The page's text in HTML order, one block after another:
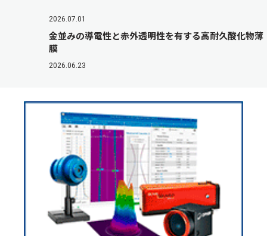
2026.07.01
金並みの導電性と赤外透明性を有する高耐久酸化物薄
膜
2026.06.23